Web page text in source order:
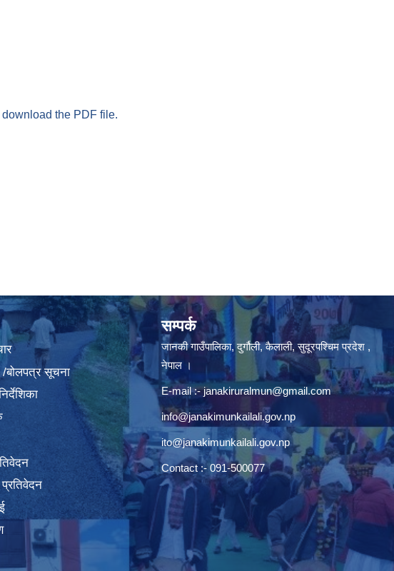
the PDF file.
/बोलपत्र सूचना
सम्पर्क
जानकी गाउँपालिका, दुर्गौली, कैलाली, सुदूरपश्चिम प्रदेश ,
नेपाल ।
E-mail :-janakiruralmun@gmail.com
info@janakimunkailali.gov.np
ito@janakimunkailali.gov.np
Contact :- 091-500077